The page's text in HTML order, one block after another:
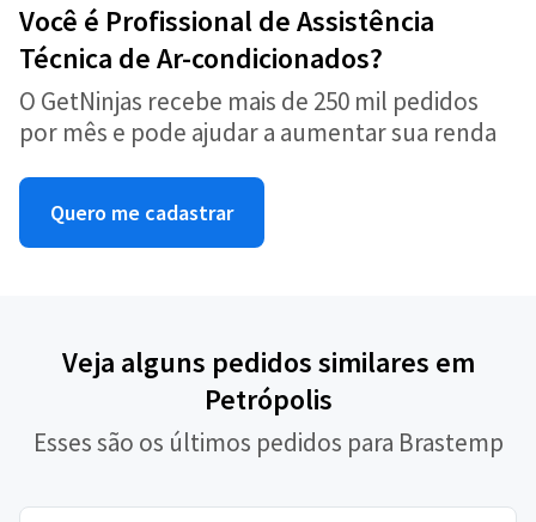
Você é Profissional de Assistência
Técnica de Ar-condicionados?
O GetNinjas recebe mais de 250 mil pedidos
por mês e pode ajudar a aumentar sua renda
Quero me cadastrar
Veja alguns pedidos similares em
Petrópolis
Esses são os últimos pedidos para Brastemp